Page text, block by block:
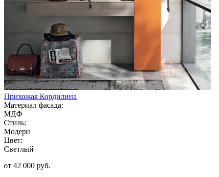
Прихожая Кордилина
Материал фасада:
МДФ
Стиль:
Модерн
Цвет:
Светлый
от 42 000 руб.